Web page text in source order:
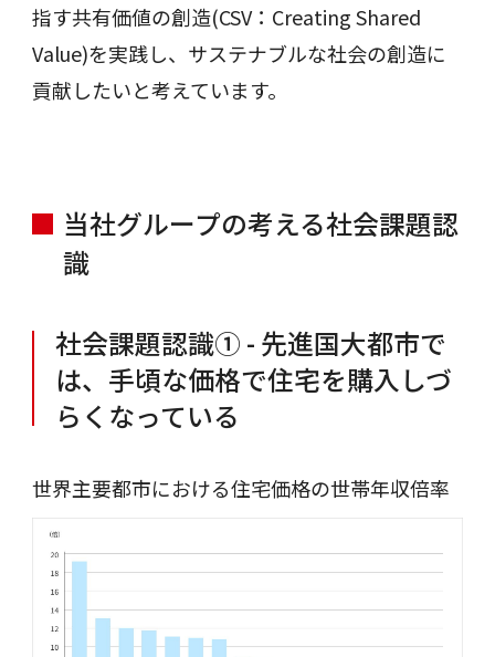
指す共有価値の創造(CSV：Creating Shared
Value)を実践し、サステナブルな社会の創造に
貢献したいと考えています。
当社グループの考える社会課題認
識
社会課題認識① - 先進国大都市で
は、手頃な価格で住宅を購入しづ
らくなっている
世界主要都市における住宅価格の世帯年収倍率